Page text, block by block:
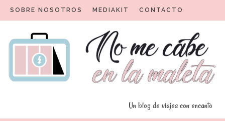
SOBRE NOSOTROS MEDIAKIT CONTACTO
Un blog de viajes con encanto
No me cabe en la maleta
Un blog para viajeros con encanto